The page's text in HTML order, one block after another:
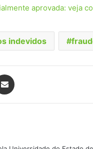
aprovada: veja
indevidos